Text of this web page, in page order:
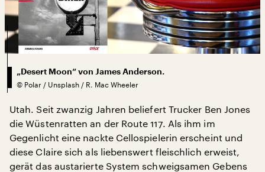
„Desert Moon“ von James Anderson.
© Polar / Unsplash / R. Mac Wheeler
Utah. Seit zwanzig Jahren beliefert Trucker Ben Jones
die Wüstenratten an der Route 117. Als ihm im
Gegenlicht eine nackte Cellospielerin erscheint und
diese Claire sich als liebenswert fleischlich erweist,
gerät das austarierte System schweigsamen Gebens